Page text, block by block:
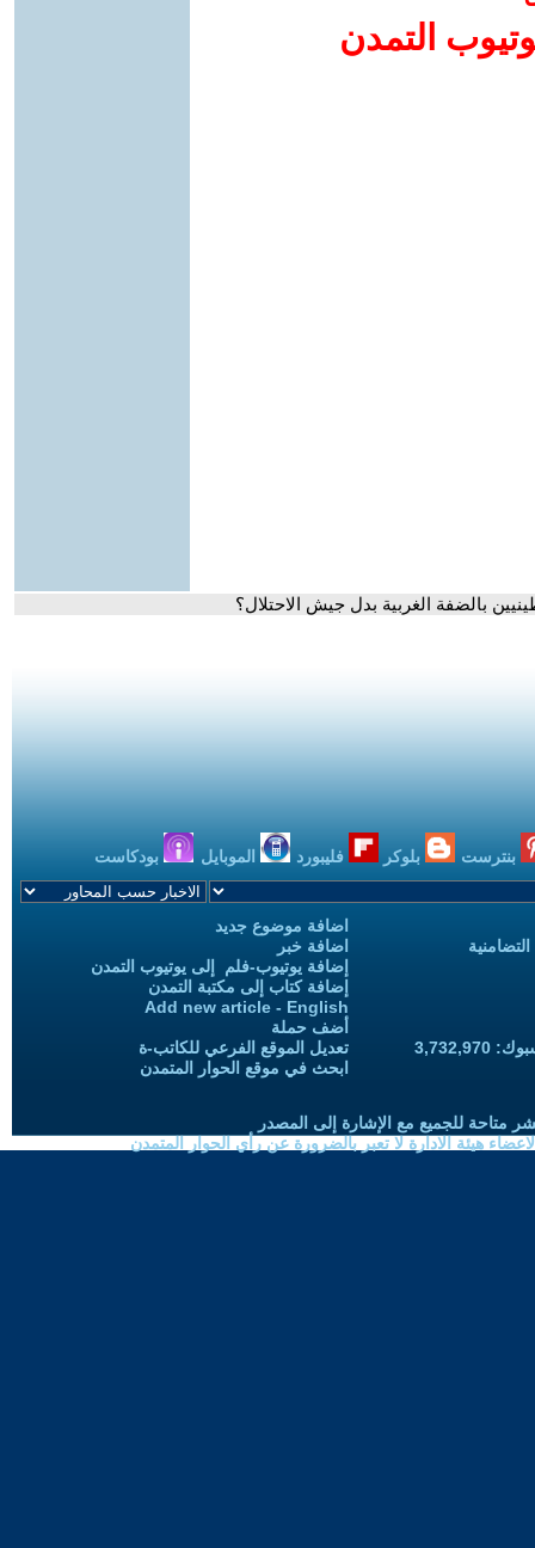
التمدن
بالضفة الغربية بدل جيش الاحتلال؟
بنترست بلوكر فليبورد الموبايل بودكاست
اضافة موضوع جديد
اضافة خبر
إضافة يوتيوب-فلم إلى يوتيوب التمدن
إضافة كتاب إلى مكتبة التمدن
Add new article - English
أضف حملة
تعديل الموقع الفرعي للكاتب-ة
ابحث في موقع الحوار المتمدن
متاحة للجميع مع الإشارة إلى المصدر
هيئة الادارة لا تعبر بالضرورة عن رأي الحوار المتمدن